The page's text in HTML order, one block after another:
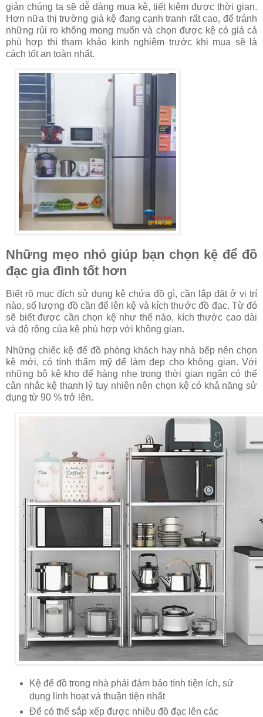
giản chúng ta sẽ dễ dàng mua kệ, tiết kiệm được thời gian.
Hơn nữa thị trường giá kệ đang cạnh tranh rất cao, để tránh
những rủi ro không mong muốn và chọn được kệ có giá cả
phù hợp thì tham khảo kinh nghiệm trước khi mua sẽ là
cách tốt an toàn nhất.
Những mẹo nhỏ giúp bạn chọn kệ để đồ
đạc gia đình tốt hơn
Biết rõ mục đích sử dụng kệ chứa đồ gì, cần lắp đặt ở vị trí
nào, số lượng đồ cần để lên kệ và kích thước đồ đạc. Từ đó
sẽ biết được cần chọn kệ như thế nào, kích thước cao dài
và độ rộng của kệ phù hợp với không gian.
Những chiếc kệ để đồ phòng khách hay nhà bếp nên chọn
kệ mới, có tính thẩm mỹ để làm đẹp cho không gian. Với
những bộ kệ kho để hàng nhẹ trong thời gian ngắn có thể
cân nhắc kệ thanh lý tuy nhiên nên chọn kệ có khả năng sử
dụng từ 90 % trở lên.
Kệ để đồ trong nhà phải đảm bảo tính tiện ích, sử
dụng linh hoạt và thuận tiện nhất
Để có thể sắp xếp được nhiều đồ đạc lên các